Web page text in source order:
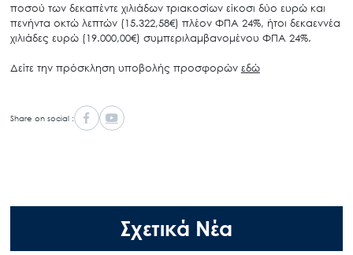
ποσού των δεκαπέντε χιλιάδων τριακοσίων είκοσι δύο ευρώ και
πενήντα οκτώ λεπτών (15.322,58€) πλέον ΦΠΑ 24%, ήτοι δεκαεννέα
χιλιάδες ευρώ (19.000,00€) συμπεριλαμβανομένου ΦΠΑ 24%.
Δείτε την πρόσκληση υποβολής προσφορών εδώ
Share on social :
Σχετικά Νέα